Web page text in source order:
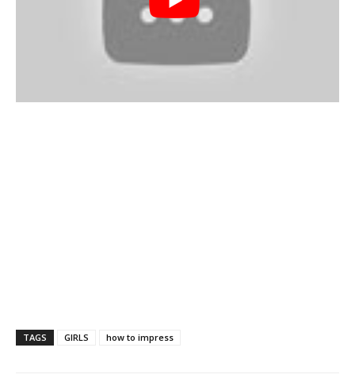
TAGS GIRLS how to impress